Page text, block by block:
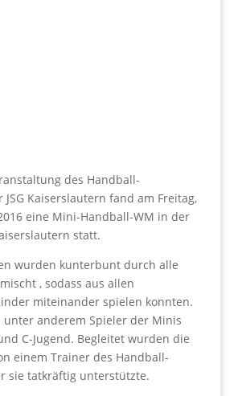
des Handball-
JSG Kaiserslautern fand am Freitag,
eine Mini-Handball-WM in der
statt.
wurden kunterbunt durch alle
, sodass aus allen
miteinander spielen konnten.
anderem Spieler der Minis
C-Jugend. Begleitet wurden die
einem Trainer des Handball-
sie tatkräftig unterstützte.